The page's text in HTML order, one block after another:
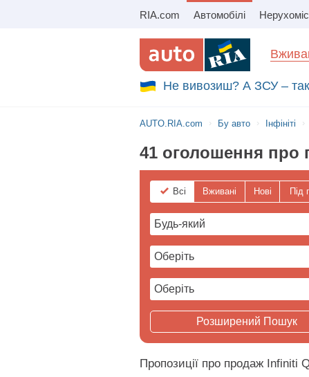
RIA.com Автомобілі
Збір на авто для ЗСУ
Не вивозиш? А ЗСУ –
AUTO.RIA.com Бу авто Інфініті
41 оголошення про
Всі Вживані Нові Під
Розширений Пошук
Пропозиції про продаж Infiniti